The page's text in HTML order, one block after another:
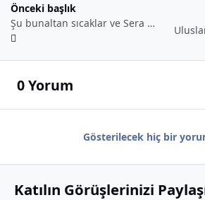
Önceki başlık
Şu bunaltan sıcaklar ve Sera Etkisi
0 Yorum
Gösterilecek hiç bir
Katılın Görüşlerinizi